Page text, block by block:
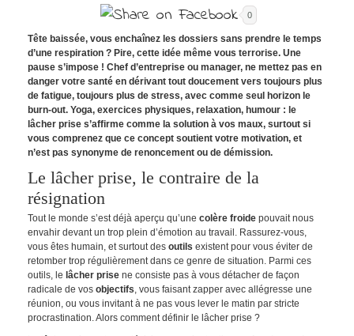
0
Tête baissée, vous enchaînez les dossiers sans prendre le temps
d’une respiration ? Pire, cette idée même vous terrorise. Une
pause s’impose ! Chef d’entreprise ou manager, ne mettez pas en
danger votre santé en dérivant tout doucement vers toujours plus
de fatigue, toujours plus de stress, avec comme seul horizon le
burn-out. Yoga, exercices physiques, relaxation, humour : le
lâcher prise s’affirme comme la solution à vos maux, surtout si
vous comprenez que ce concept soutient votre motivation, et
n’est pas synonyme de renoncement ou de démission.
Le lâcher prise, le contraire de la
résignation
Tout le monde s’est déjà aperçu qu’une colère froidepouvait nous
envahir devant un trop plein d’émotion au travail. Rassurez-vous,
vous êtes humain, et surtout des outils existent pour vous éviter de
retomber trop régulièrement dans ce genre de situation. Parmi ces
outils, le lâcher prisene consiste pas à vous détacher de façon
radicale de vos objectifs , vous faisant zapper avec allégresse une
réunion, ou vous invitant à ne pas vous lever le matin par stricte
procrastination. Alors comment définir le lâcher prise ?